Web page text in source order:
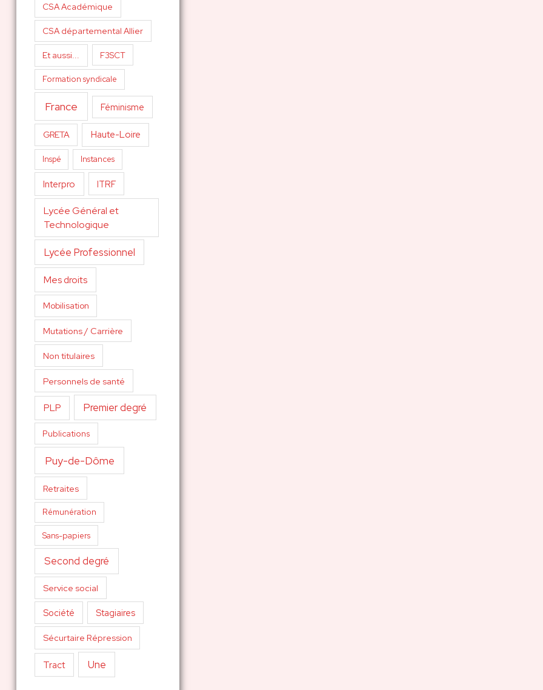
CSA Académique
CSA départemental Allier
Et aussi... F3SCT
Formation syndicale
France Féminisme
GRETA Haute-Loire
Inspé Instances
Interpro ITRF
Lycée Général et
Technologique
Lycée Professionnel
Mes droits
Mobilisation
Mutations / Carrière
Non titulaires
Personnels de santé
PLP Premier degré
Publications
Puy-de-Dôme
Retraites
Rémunération
Sans-papiers
Second degré
Service social
Société Stagiaires
Sécurtaire Répression
Tract Une